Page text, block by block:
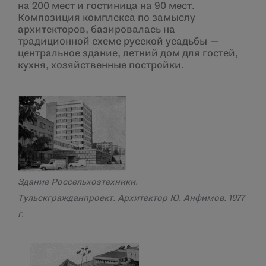
на 200 мест и гостиница на 90 мест.
Композиция комплекса по замыслу
архитекторов, базировалась на
традиционной схеме русской усадьбы —
центральное здание, летний дом для гостей,
кухня, хозяйствен­ные постройки.
Здание Россельхозтехники.
Тульскгражданпроект. Архитектор Ю. Анфимов. 1977
г.